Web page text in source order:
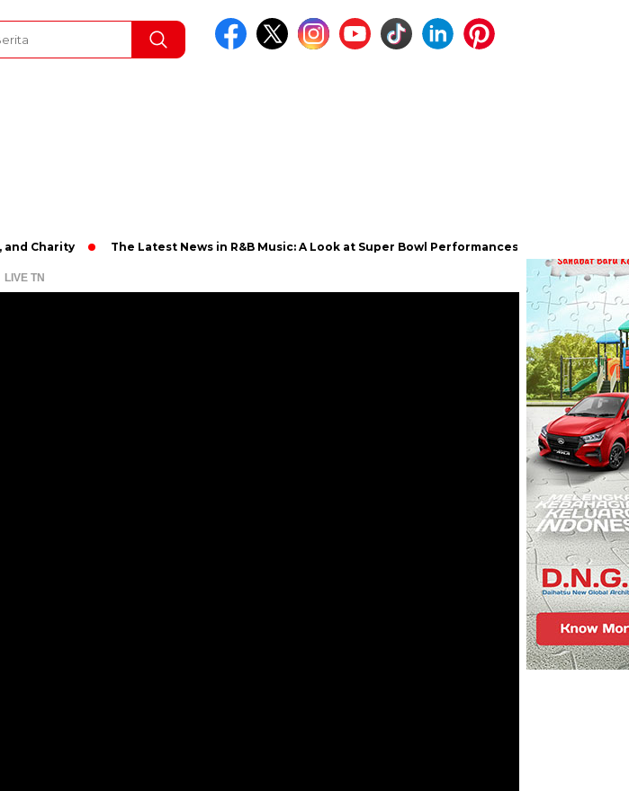
The Latest News in R&B Music: A Look at Super Bowl Performances, New Albums, Rising
LIVE TN